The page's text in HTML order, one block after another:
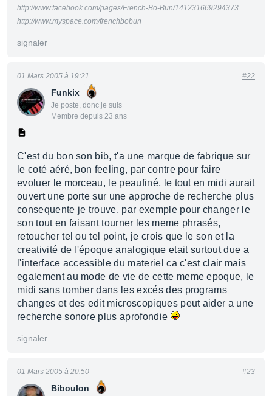
http://www.facebook.com/pages/French-Bo-Bun/141231669294373
http://www.myspace.com/frenchbobun
signaler
Funkix
Je poste, donc je suis
Membre depuis 23 ans
01 Mars 2005 à 19:21 #22
C'est du bon son bib, t'a une marque de fabrique sur
le coté aéré, bon feeling, par contre pour faire
evoluer le morceau, le peaufiné, le tout en midi aurait
ouvert une porte sur une approche de recherche plus
consequente je trouve, par exemple pour changer le
son tout en faisant tourner les meme phrasés,
retoucher tel ou tel point, je crois que le son et la
creativité de l'époque analogique etait surtout due a
l'interface accessible du materiel ca c'est clair mais
egalement au mode de vie de cette meme epoque, le
midi sans tomber dans les excés des programs
changes et des edit microscopiques peut aider a une
recherche sonore plus aprofondie
signaler
Biboulon
01 Mars 2005 à 20:50 #23